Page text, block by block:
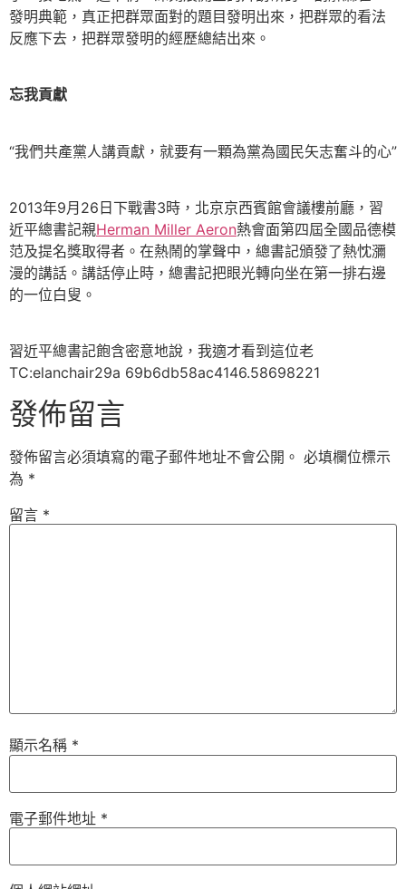
發明典範，真正把群眾面對的題目發明出來，把群眾的看法
反應下去，把群眾發明的經歷總結出來。
忘我貢獻
“我們共產黨人講貢獻，就要有一顆為黨為國民矢志奮斗的心”
2013年9月26日下戰書3時，北京京西賓館會議樓前廳，習
近平總書記親Herman Miller Aeron熱會面第四屆全國品德模
范及提名獎取得者。在熱鬧的掌聲中，總書記頒發了熱忱瀰
漫的講話。講話停止時，總書記把眼光轉向坐在第一排右邊
的一位白叟。
習近平總書記飽含密意地說，我適才看到這位老
TC:elanchair29a 69b6db58ac4146.58698221
發佈留言
發佈留言必須填寫的電子郵件地址不會公開。 必填欄位標示
為 *
留言 *
顯示名稱 *
電子郵件地址 *